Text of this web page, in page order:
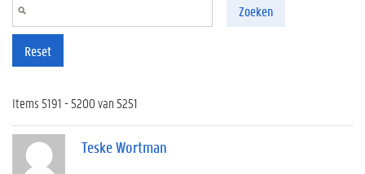
Zoeken
Reset
Items 5191 - 5200 van 5251
Teske Wortman